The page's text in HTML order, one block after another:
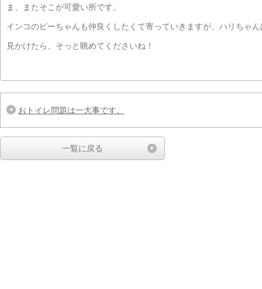
ま、またそこが可愛い所です。
インコのピーちゃんも仲良くしたくて寄っていきますが、ハリちゃ
見かけたら、そっと眺めてくださいね！
おトイレ問題は一大事です。
一覧に戻る